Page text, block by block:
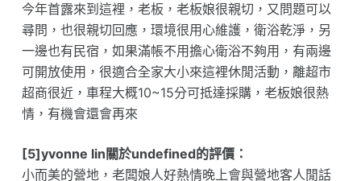
今年首露來到這裡，老板，老板娘很親切，又問題可以
尋問，也很親切回應，環境很用心維護，衛浴乾淨，另
一邊也有民宿，如果滿帳不用擔心衛浴不夠用，有兩邊
可開放使用，很適合全家大小來這裡休閒活動，離超市
超商很近，車程大概10~15分可抵達採購，老板娘很熱
情，有機會還會再來
[5]yvonne lin關於undefined的評價：
小而美的營地，老闆娘人好熱情晚上會與營地客人閒話